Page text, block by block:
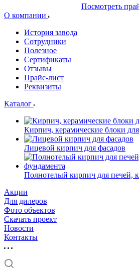
Посмотреть
О компании
История завода
Сотрудники
Полезное
Сертификаты
Отзывы
Прайс-лист
Реквизиты
Каталог
Кирпич, керамические блоки
Лицевой кирпич для фасадов
Полнотелый кирпич для печей,
Акции
Для дилеров
Фото объектов
Скачать проект
Новости
Контакты